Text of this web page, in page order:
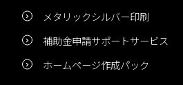
メタリックシルバー印刷
補助金申請サポートサービス
ホームページ作成パック